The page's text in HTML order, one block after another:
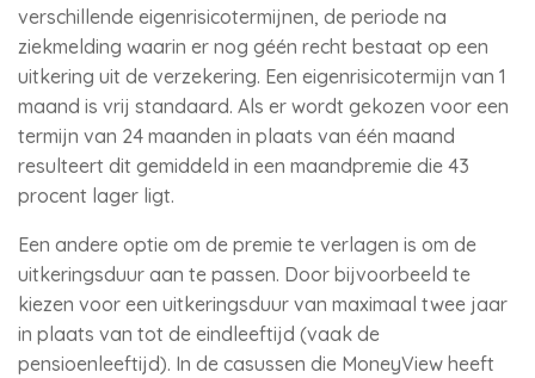
verschillende eigenrisicotermijnen, de periode na
ziekmelding waarin er nog géén recht bestaat op een
uitkering uit de verzekering. Een eigenrisicotermijn van 1
maand is vrij standaard. Als er wordt gekozen voor een
termijn van 24 maanden in plaats van één maand
resulteert dit gemiddeld in een maandpremie die 43
procent lager ligt.
Een andere optie om de premie te verlagen is om de
uitkeringsduur aan te passen. Door bijvoorbeeld te
kiezen voor een uitkeringsduur van maximaal twee jaar
in plaats van tot de eindleeftijd (vaak de
pensioenleeftijd). In de casussen die MoneyView heeft